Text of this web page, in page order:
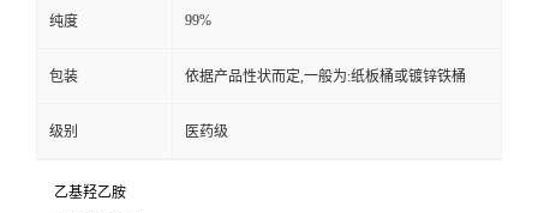
纯度 99%
包装 依据产品性状而定,一般为:纸板桶或镀锌铁桶
级别 医药级
乙基羟乙胺